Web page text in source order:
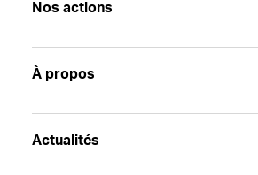
Nos actions
À propos
Actualités